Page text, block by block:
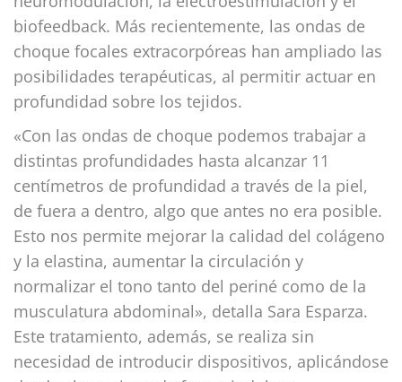
biofeedback. Más recientemente, las ondas de
choque focales extracorpóreas han ampliado las
posibilidades terapéuticas, al permitir actuar en
profundidad sobre los tejidos.
«Con las ondas de choque podemos trabajar a
distintas profundidades hasta alcanzar 11
centímetros de profundidad a través de la piel,
de fuera a dentro, algo que antes no era posible.
Esto nos permite mejorar la calidad del colágeno
y la elastina, aumentar la circulación y
normalizar el tono tanto del periné como de la
musculatura abdominal», detalla Sara Esparza.
Este tratamiento, además, se realiza sin
necesidad de introducir dispositivos, aplicándose